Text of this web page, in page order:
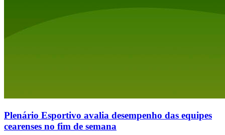
Plenário Esportivo avalia desempenho das equipes
cearenses no fim de semana